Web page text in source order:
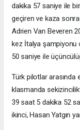
dakika 57 saniye ile
geçiren ve kaza
Adrien Van Beveren
kez İtalya şampiyonu
50 saniye ile
Türk pilotlar arasında
klasmanda
39 saat 5 dakika 52
ikinci, Hasan Yatgın